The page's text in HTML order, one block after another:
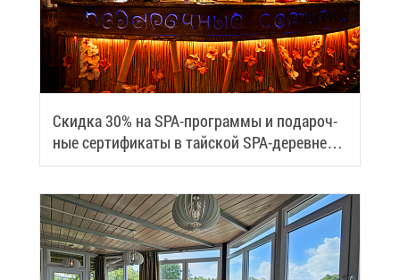
Скид­ка 30% на SPA-про­грам­мы и по­да­роч­
ные сер­ти­фи­ка­ты в тай­ской SPA-де­ревне
Samui